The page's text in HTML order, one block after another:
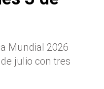
Mundial 2026
julio con tres